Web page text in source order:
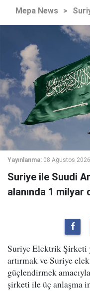
Mepa News >
Yayınlanma: 08 Ağustos
Suriye ile Suudi
alanında 1 milyar
Suriye Elektrik
artırmak ve Suriye
güçlendirmek
şirketi ile üç anlaşma